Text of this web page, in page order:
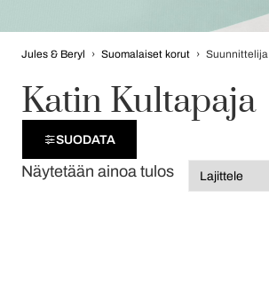
Jules & Beryl › Suomalaiset korut › Suunnittelija
Katin Kultapaja
SUODATA
Näytetään ainoa tulos